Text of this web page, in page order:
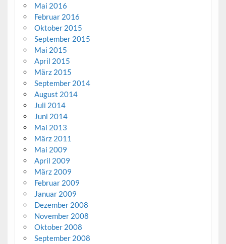
Mai 2016
Februar 2016
Oktober 2015
September 2015
Mai 2015
April 2015
März 2015
September 2014
August 2014
Juli 2014
Juni 2014
Mai 2013
März 2011
Mai 2009
April 2009
März 2009
Februar 2009
Januar 2009
Dezember 2008
November 2008
Oktober 2008
September 2008